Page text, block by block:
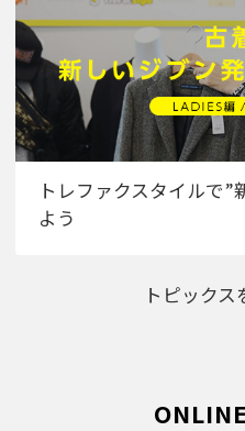
トレファクスタイルで
よう
トピック